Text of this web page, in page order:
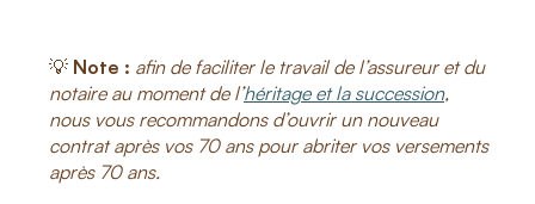
💡 Note : afin de faciliter le travail de l’assureur et du
notaire au moment de l’héritage et la succession,
nous vous recommandons d’ouvrir un nouveau
contrat après vos 70 ans pour abriter vos versements
après 70 ans.